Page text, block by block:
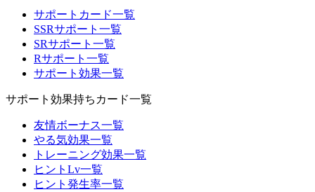
サポートカード一覧
SSRサポート一覧
SRサポート一覧
Rサポート一覧
サポート効果一覧
サポート効果持ちカード一覧
友情ボーナス一覧
やる気効果一覧
トレーニング効果一覧
ヒントLv一覧
ヒント発生率一覧